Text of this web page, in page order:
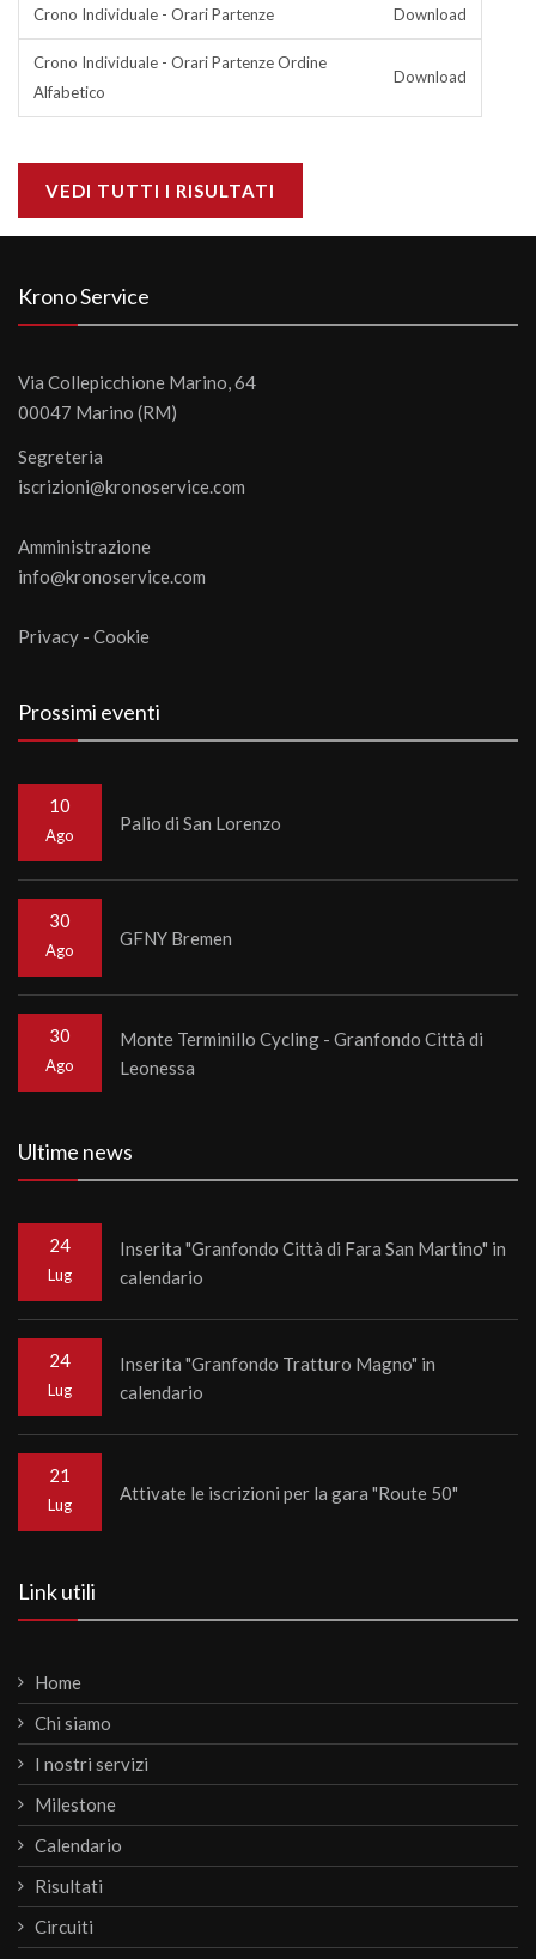
Crono Individuale - Orari Partenze Download
Crono Individuale - Orari Partenze Ordine
Alfabetico
Download
VEDI TUTTI I RISULTATI
Krono Service
Via Collepicchione Marino, 64
00047 Marino (RM)
Segreteria
iscrizioni@kronoservice.com
Amministrazione
info@kronoservice.com
Privacy - Cookie
Prossimi eventi
10
Ago
Palio di San Lorenzo
30
Ago
GFNY Bremen
30
Ago
Monte Terminillo Cycling - Granfondo Città di
Leonessa
Ultime news
24
Lug
Inserita "Granfondo Città di Fara San Martino" in
calendario
24
Lug
Inserita "Granfondo Tratturo Magno" in
calendario
21
Lug
Attivate le iscrizioni per la gara "Route 50"
Link utili
Home
Chi siamo
I nostri servizi
Milestone
Calendario
Risultati
Circuiti